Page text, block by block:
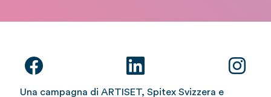
Una campagna di ARTISET, Spitex Svizzera e